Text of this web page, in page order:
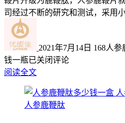
司经过不断的研究和测试，采用
2021年7月14日 168人参
钱一瓶已关闭评论
阅读全文
人参鹿鞭肽